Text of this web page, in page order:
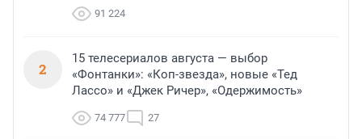
91 224
2
15 телесериалов августа — выбор
«Фонтанки»: «Коп-звезда», новые «Тед
Лассо» и «Джек Ричер», «Одержимость»
74 777 27